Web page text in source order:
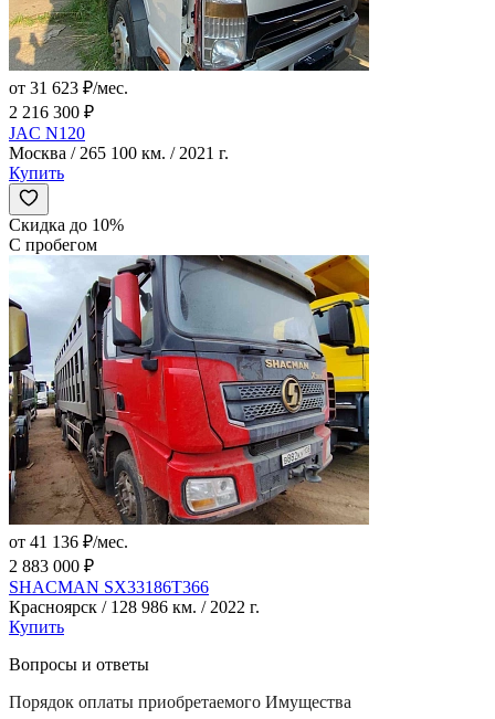
от 31 623 ₽/мес.
2 216 300 ₽
JAC N120
Москва / 265 100 км. / 2021 г.
Купить
Скидка до 10%
С пробегом
от 41 136 ₽/мес.
2 883 000 ₽
SHACMAN SX33186T366
Красноярск / 128 986 км. / 2022 г.
Купить
Вопросы и ответы
Порядок оплаты приобретаемого Имущества